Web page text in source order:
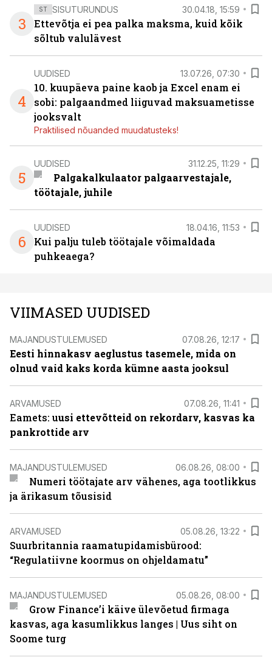
3
ST SISUTURUNDUS 30.04.18, 15:59
Ettevõtja ei pea palka maksma, kuid kõik
sõltub valulävest
4
UUDISED 13.07.26, 07:30
10. kuupäeva paine kaob ja Excel enam ei
sobi: palgaandmed liiguvad maksuametisse
jooksvalt
Praktilised nõuanded muudatusteks!
5
UUDISED 31.12.25, 11:29
Palgakalkulaator palgaarvestajale,
töötajale, juhile
6
UUDISED 18.04.16, 11:53
Kui palju tuleb töötajale võimaldada
puhkeaega?
VIIMASED UUDISED
MAJANDUSTULEMUSED 07.08.26, 12:17
Eesti hinnakasv aeglustus tasemele, mida on
olnud vaid kaks korda kümne aasta jooksul
ARVAMUSED 07.08.26, 11:41
Eamets: uusi ettevõtteid on rekordarv, kasvas ka
pankrottide arv
MAJANDUSTULEMUSED 06.08.26, 08:00
Numeri töötajate arv vähenes, aga tootlikkus
ja ärikasum tõusisid
ARVAMUSED 05.08.26, 13:22
Suurbritannia raamatupidamisbürood:
“Regulatiivne koormus on ohjeldamatu”
MAJANDUSTULEMUSED 05.08.26, 08:00
Grow Finance’i käive ülevõetud firmaga
kasvas, aga kasumlikkus langes | Uus siht on
Soome turg